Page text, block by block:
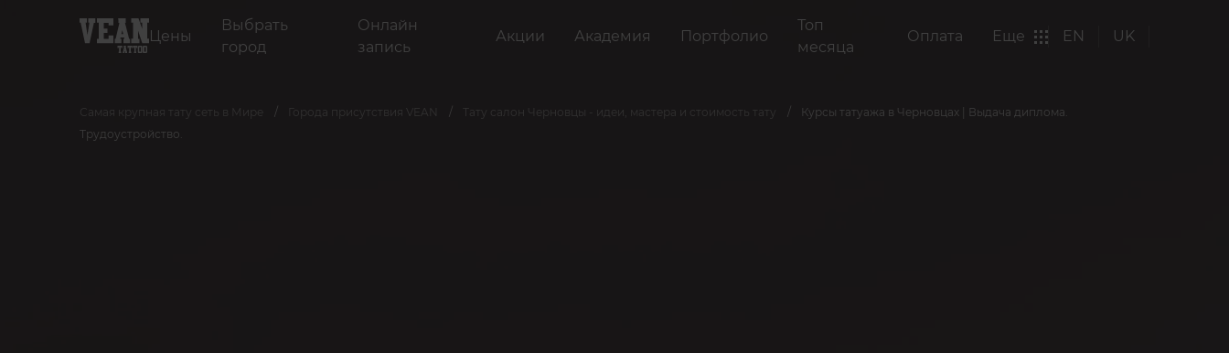
Цены
Выбрать
город
Онлайн
запись
Акции Академия Портфолио
Топ
месяца
Оплата Еще EN UK
Самая крупная тату сеть в Мире Города присутствия VEAN Тату салон Черновцы - идеи, мастера и стоимость тату
Курсы татуажа в Черновцах | Выдача диплома.
Трудоустройство.